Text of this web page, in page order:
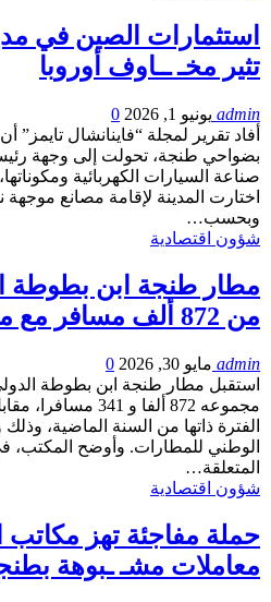
استثمارات الصين في
تثير مخـ ــاوف أوروبا
admin يونيو 1, 2026
0
أفاد تقرير لمجلة “فاينانشال
بضواحي طنجة، تحولت إلى وجهة
صناعة السيارات الكهربائية
اختارت المدينة لإقامة مصانع موجهة
وبحسب…
شؤون اقتصادية
مطار طنجة ابن بطوطة
من 872 ألف مسافر مع متم أبريل الماضي
admin مايو 30, 2026
0
استقبل مطار طنجة ابن بطوطة
الفترة ذاتها من السنة الماضية،
الوطني للمطارات. وأوضح المكتب،
المتعلقة…
شؤون اقتصادية
حملة مفاجئة تهز
معاملات مشـ ـبوهة